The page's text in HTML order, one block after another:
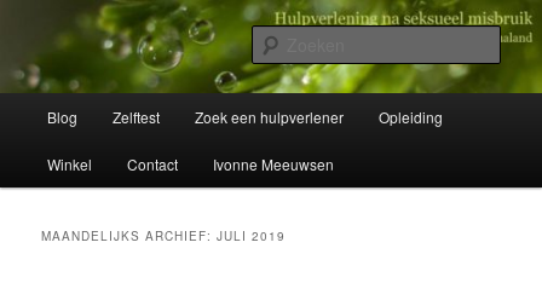
primaire
secundaireHulpverlening na seksueel misbruik
Wegwijzer in Traumaland
Blog Zelftest Zoek een hulpverlener Opleiding
Winkel Contact Ivonne Meeuwsen
MAANDELIJKS ARCHIEF:JULI 2019